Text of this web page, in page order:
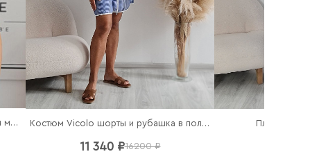
Жилет Imperial с цветочным принтом молочный Костюм Vicolo шорты и рубашка в полоску
11 340 ₽16200 ₽
Платье Imperial